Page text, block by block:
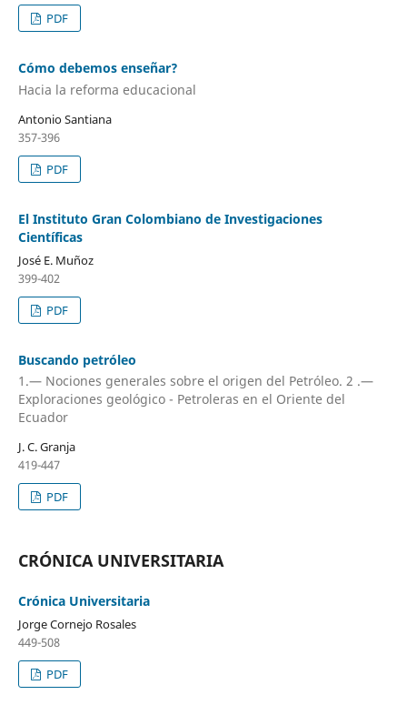
PDF
Cómo debemos enseñar?
Hacia la reforma educacional
Antonio Santiana
357-396
PDF
El Instituto Gran Colombiano de Investigaciones
Científicas
José E. Muñoz
399-402
PDF
Buscando petróleo
1.— Nociones generales sobre el origen del Petróleo. 2 .—
Exploraciones geológico - Petroleras en el Oriente del
Ecuador
J. C. Granja
419-447
PDF
CRÓNICA UNIVERSITARIA
Crónica Universitaria
Jorge Cornejo Rosales
449-508
PDF